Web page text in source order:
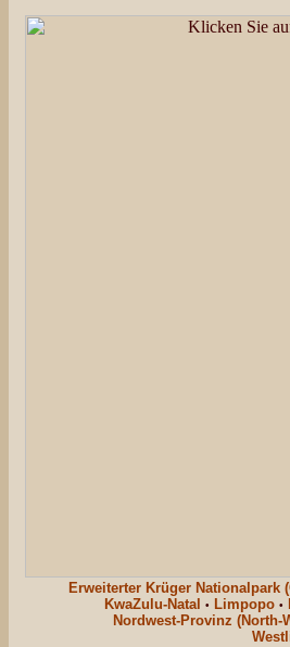
Erweiterter Krüger Nationalpark
KwaZulu-Natal
• Limpopo •
Nordwest-Provinz (North-